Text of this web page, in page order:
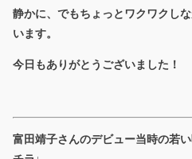
静かに、でもちょっとワクワクし
います。
今日もありがとうございました！
富田靖子さんのデビュー当時の若